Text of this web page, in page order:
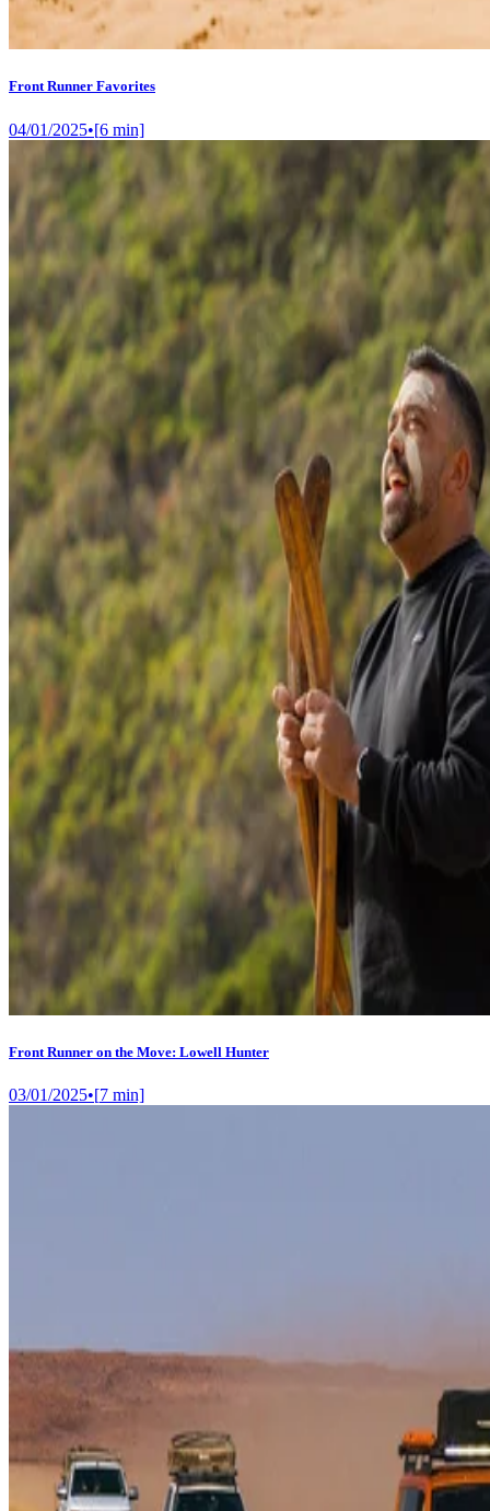
Front Runner Favorites
04/01/2025•[6 min]
Front Runner on the Move: Lowell Hunter
03/01/2025•[7 min]